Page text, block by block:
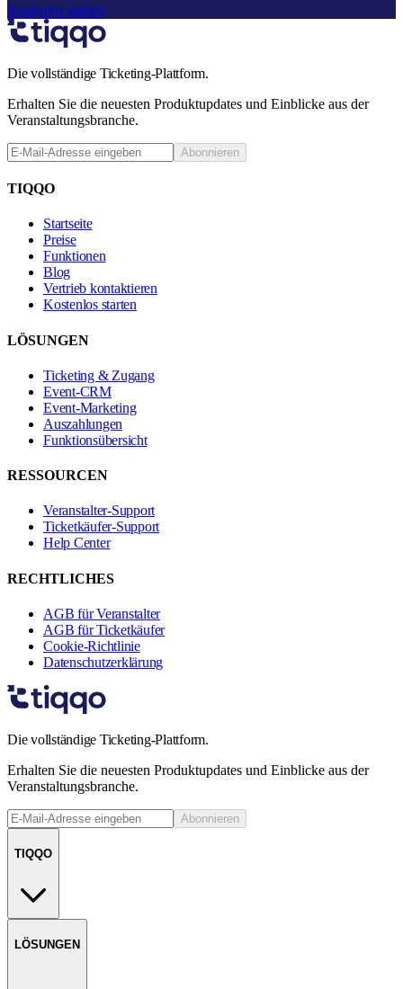
Kostenlos starten
Die vollständige Ticketing-Plattform.
Erhalten Sie die neuesten Produktupdates und Einblicke aus der
Veranstaltungsbranche.
Abonnieren
TIQQO
Startseite
Preise
Funktionen
Blog
Vertrieb kontaktieren
Kostenlos starten
LÖSUNGEN
Ticketing & Zugang
Event-CRM
Event-Marketing
Auszahlungen
Funktionsübersicht
RESSOURCEN
Veranstalter-Support
Ticketkäufer-Support
Help Center
RECHTLICHES
AGB für Veranstalter
AGB für Ticketkäufer
Cookie-Richtlinie
Datenschutzerklärung
Die vollständige Ticketing-Plattform.
Erhalten Sie die neuesten Produktupdates und Einblicke aus der
Veranstaltungsbranche.
Abonnieren
TIQQO
LÖSUNGEN